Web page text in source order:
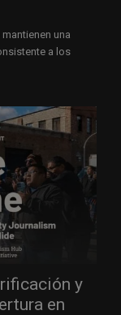
una
a los
y
en